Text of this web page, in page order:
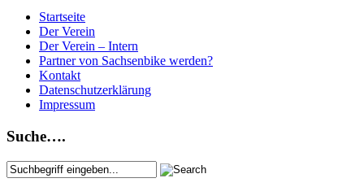
Startseite
Der Verein
Der Verein – Intern
Partner von Sachsenbike werden?
Kontakt
Datenschutzerklärung
Impressum
Suche….